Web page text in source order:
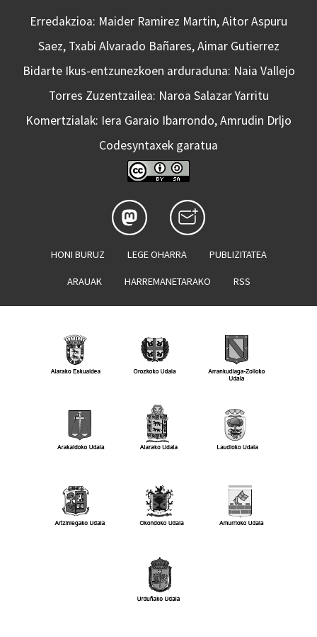
Erredakzioa: Maider Ramirez Martin, Aitor Aspuru
Saez, Txabi Alvarado Bañares, Aimar Gutierrez
Bidarte Ikus-entzunezkoen arduraduna: Naia Vallejo
Torres Zuzentzailea: Naroa Salazar Yarritu
Komertzialak: Iera Garaio Ibarrondo, Amrudin Drljo
Codesyntaxek garatua
HONI BURUZ LEGE OHARRA PUBLIZITATEA
ARAUAK HARREMANETARAKO RSS